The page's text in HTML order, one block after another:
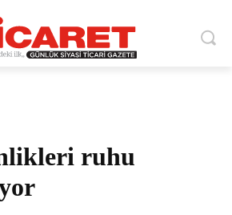
ruhu